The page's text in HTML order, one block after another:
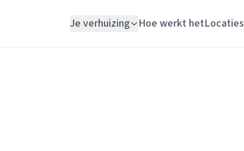
Je verhuizing Hoe werkt hetLocaties